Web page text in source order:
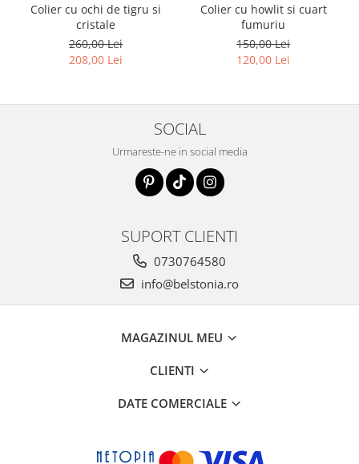
Colier cu ochi de tigru si
cristale
260,00 Lei
208,00 Lei
Colier cu howlit si cuart
fumuriu
150,00 Lei
120,00 Lei
SOCIAL
Urmareste-ne in social media
SUPORT CLIENTI
0730764580
info@belstonia.ro
MAGAZINUL MEU
CLIENTI
DATE COMERCIALE